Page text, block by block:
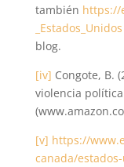
también https://
_Estados_Unidos
blog.
[iv] Congote, B.
violencia
[v] https://
canada/